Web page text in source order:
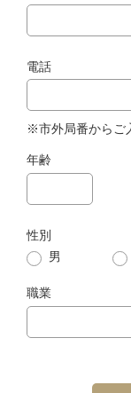
電話
※市外局番からご
年齢
性別
男
職業